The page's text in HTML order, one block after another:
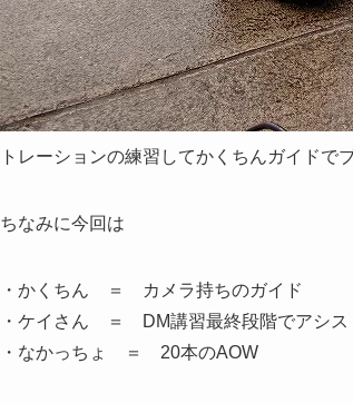
トレーションの練習してかくちんガイドで
ちなみに今回は
・かくちん ＝ カメラ持ちのガイド
・ケイさん ＝ DM講習最終段階でアシス
・なかっちょ ＝ 20本のAOW